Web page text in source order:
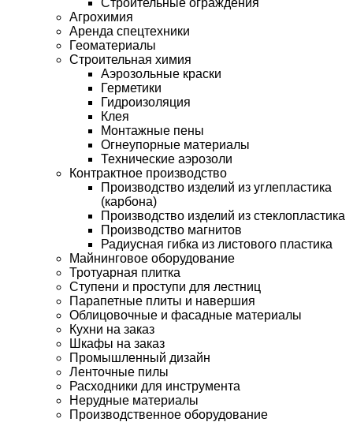
Строительные ограждения
Агрохимия
Аренда спецтехники
Геоматериалы
Строительная химия
Аэрозольные краски
Герметики
Гидроизоляция
Клея
Монтажные пены
Огнеупорные материалы
Технические аэрозоли
Контрактное производство
Производство изделий из углепластика
(карбона)
Производство изделий из стеклопластика
Производство магнитов
Радиусная гибка из листового пластика
Майнинговое оборудование
Тротуарная плитка
Ступени и проступи для лестниц
Парапетные плиты и навершия
Облицовочные и фасадные материалы
Кухни на заказ
Шкафы на заказ
Промышленный дизайн
Ленточные пилы
Расходники для инструмента
Нерудные материалы
Производственное оборудование